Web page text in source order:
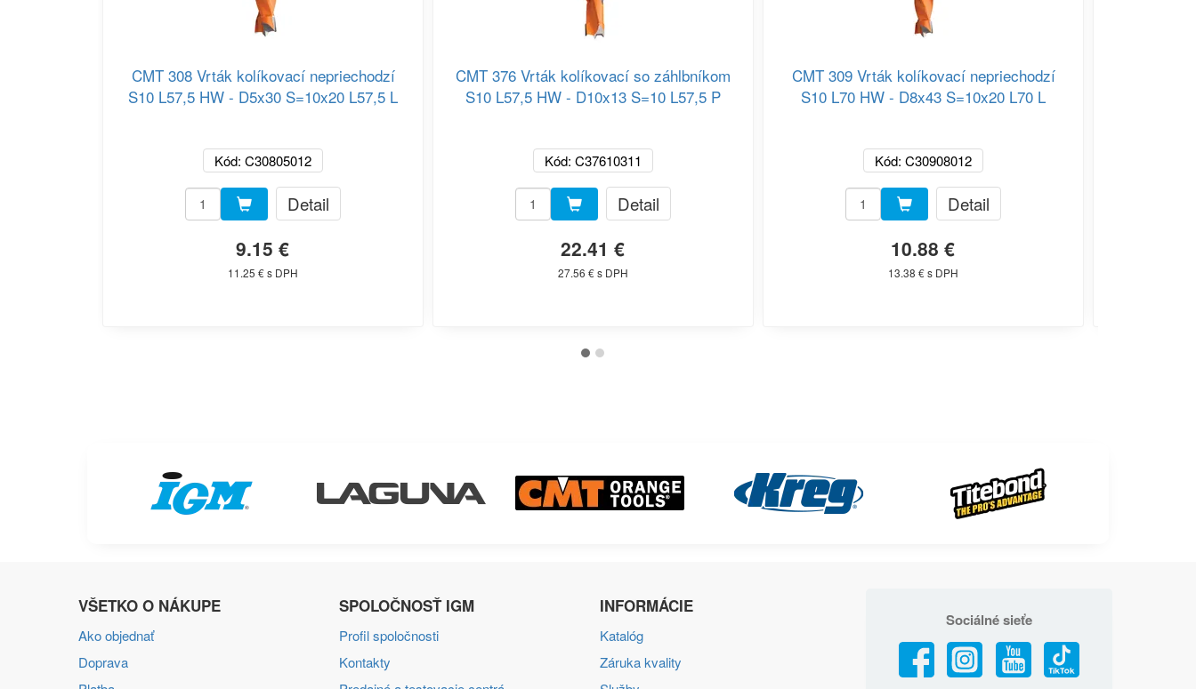
CMT 308 Vrták kolíkovací nepriechodzí
S10 L57,5 HW - D5x30 S=10x20 L57,5 L
Kód: C30805012
Detail
9.15 €
11.25 € s DPH
CMT 376 Vrták kolíkovací so záhlbníkom
S10 L57,5 HW - D10x13 S=10 L57,5 P
Kód: C37610311
Detail
22.41 €
27.56 € s DPH
CMT 309 Vrták kolíkovací nepriechodzí
S10 L70 HW - D8x43 S=10x20 L70 L
Kód: C30908012
Detail
10.88 €
13.38 € s DPH
VŠETKO O NÁKUPE
Ako objednať
Doprava
SPOLOČNOSŤ IGM
Profil spoločnosti
Kontakty
INFORMÁCIE
Katalóg
Záruka kvality
Sociálné sieťe